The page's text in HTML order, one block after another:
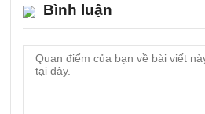
Bình luận